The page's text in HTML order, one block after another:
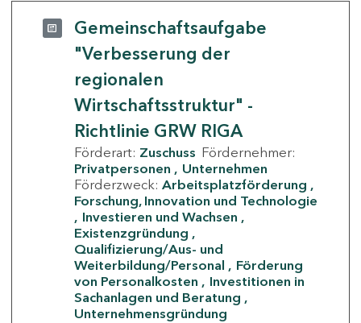
Gemeinschaftsaufgabe
"Verbesserung der
regionalen
Wirtschaftsstruktur" -
Richtlinie GRW RIGA
Förderart: Zuschuss Fördernehmer:
Privatpersonen
Unternehmen
Förderzweck: Arbeitsplatzförderung
Forschung, Innovation und Technologie
Investieren und Wachsen
Existenzgründung
Qualifizierung/Aus- und
Weiterbildung/Personal
Förderung
von Personalkosten
Investitionen in
Sachanlagen und Beratung
Unternehmensgründung